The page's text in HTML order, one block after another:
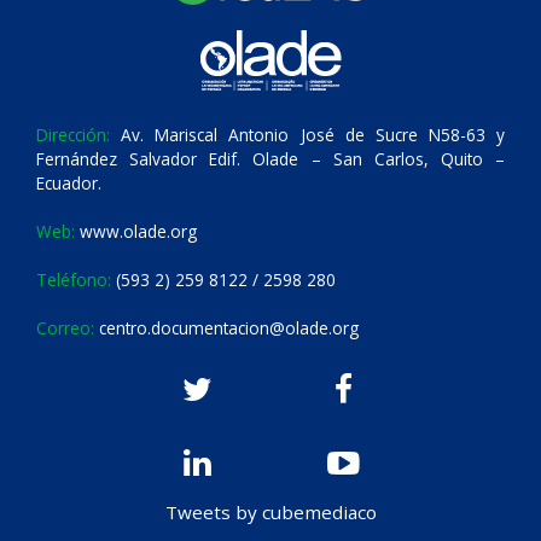
Dirección: Av. Mariscal Antonio José de Sucre N58-63 y
Fernández Salvador Edif. Olade – San Carlos, Quito –
Ecuador.
Web: www.olade.org
Teléfono: (593 2) 259 8122 / 2598 280
Correo: centro.documentacion@olade.org
Tweets by cubemediaco